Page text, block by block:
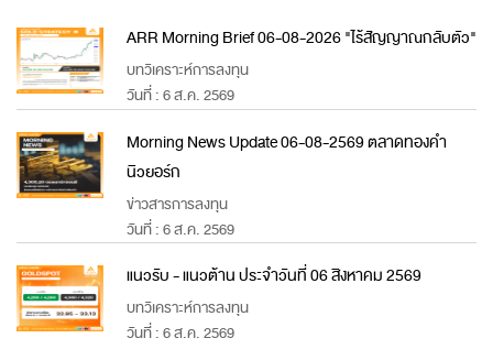
ARR Morning Brief 06-08-2026 "ไร้สัญญาณกลับตัว"
บทวิเคราะห์การลงทุน
วันที่ : 6 ส.ค. 2569
Morning News Update 06-08-2569 ตลาดทองคำ
นิวยอร์ก
ข่าวสารการลงทุน
วันที่ : 6 ส.ค. 2569
แนวรับ - แนวต้าน ประจำวันที่ 06 สิงหาคม 2569
บทวิเคราะห์การลงทุน
วันที่ : 6 ส.ค. 2569